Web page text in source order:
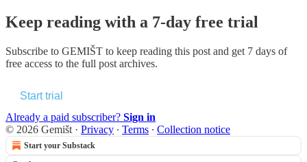
Keep reading with a 7-day free trial
Subscribe to GEMIŠT to keep reading this post and get 7 days of
free access to the full post archives.
Start trial
Already a paid subscriber? Sign in
© 2026 Gemišt · Privacy ∙ Terms ∙ Collection notice
Start your Substack